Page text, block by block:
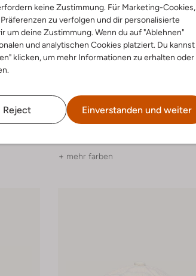
keine Zustimmung. Für Marketing-Cookies,
zu verfolgen und dir personalisierte
um deine Zustimmung. Wenn du auf "Ablehnen"
und analytischen Cookies platziert. Du kannst
klicken, um mehr Informationen zu erhalten oder
Reject Einverstanden und weiter
Aim'n
Lange Hosen
+ mehr farben